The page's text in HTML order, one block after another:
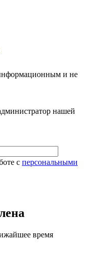
и не
нашей
с персональными
время